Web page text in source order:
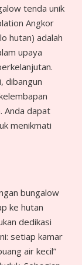
tenda unik
Angkor
hutan) adalah
upaya
dibangun
Anda dapat
menikmati
bungalow
ke hutan
dedikasi
setiap kamar
air kecil”